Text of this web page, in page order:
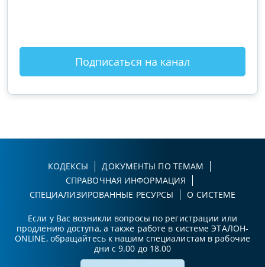
Подписаться на канал
КОДЕКСЫ
ДОКУМЕНТЫ ПО ТЕМАМ
СПРАВОЧНАЯ ИНФОРМАЦИЯ
СПЕЦИАЛИЗИРОВАННЫЕ РЕСУРСЫ
О СИСТЕМЕ
Если у Вас возникли вопросы по регистрации или
продлению доступа, а также работе в системе ЭТАЛОН-
ONLINE, обращайтесь к нашим специалистам в рабочие
дни с 9.00 до 18.00